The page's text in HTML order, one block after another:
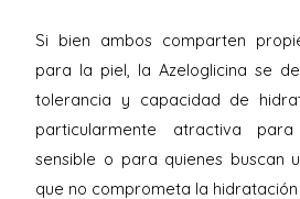
Si bien ambos comparten
para la piel, la Azeloglicina se
tolerancia y capacidad de
particularmente atractiva
sensible o para quienes buscan
que no comprometa la hidratación